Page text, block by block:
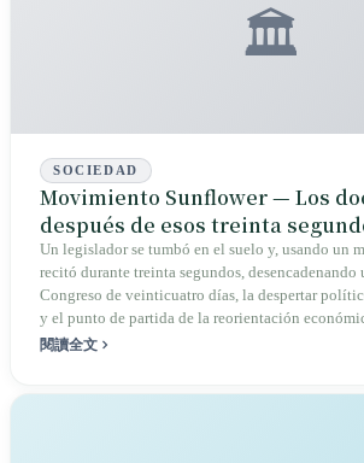
🏛️
SOCIEDAD
Movimiento Sunflower — Los
después de esos treinta
Un legislador se tumbó en el suelo y, usando un
recitó durante treinta segundos, desencadenando
Congreso de veinticuatro días, la despertar
y el punto de partida de la reorientación
China. Doce años después, la ley que los
閱讀全文